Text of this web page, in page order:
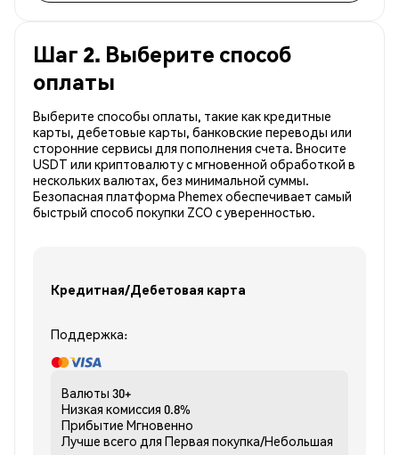
Шаг 2. Выберите способ
оплаты
Выберите способы оплаты, такие как кредитные
карты, дебетовые карты, банковские переводы или
сторонние сервисы для пополнения счета. Вносите
USDT или криптовалюту с мгновенной обработкой в
нескольких валютах, без минимальной суммы.
Безопасная платформа Phemex обеспечивает самый
быстрый способ покупки ZCO с уверенностью.
Кредитная/Дебетовая карта
Поддержка:
Валюты 30+
Низкая комиссия 0.8%
Прибытие Мгновенно
Лучше всего для Первая покупка/Небольшая